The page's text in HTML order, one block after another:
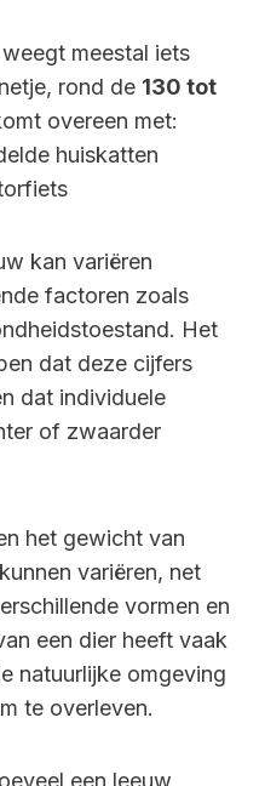
meestal iets
rond de 130 tot
overeen met:
huiskatten
kan variëren
factoren zoals
Het
dat deze cijfers
dat individuele
of zwaarder
het gewicht van
variëren, net
vormen en
een dier heeft vaak
natuurlijke omgeving
te overleven.
een leeuw